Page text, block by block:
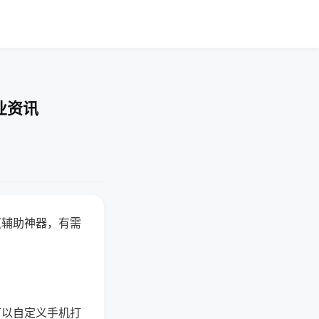
资讯
助神器，有需
自定义手机打